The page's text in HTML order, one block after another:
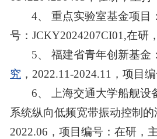
4、 重点实验室基金项目
号：JCKY2024207CI01,在研
5、 福建省青年创新基金
究 ，2022.11-2024.11，项目
6、 上海交通大学船舰设
系统纵向低频宽带振动控制
2022.06，项目编号：在研，主